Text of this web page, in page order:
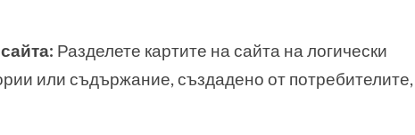
Разделете картите на сайта на логически
или съдържание, създадено от потребителите,